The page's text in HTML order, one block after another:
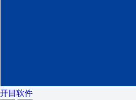
开目软件